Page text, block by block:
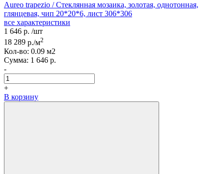
Aureo trapezio / Стеклянная мозаика, золотая, однотонная,
глянцевая, чип 20*20*6, лист 306*306
все характеристики
1 646 р. /шт
18 289 р./м2
Кол-вo: 0.09 м2
Сумма: 1 646 р.
-
+
В корзину